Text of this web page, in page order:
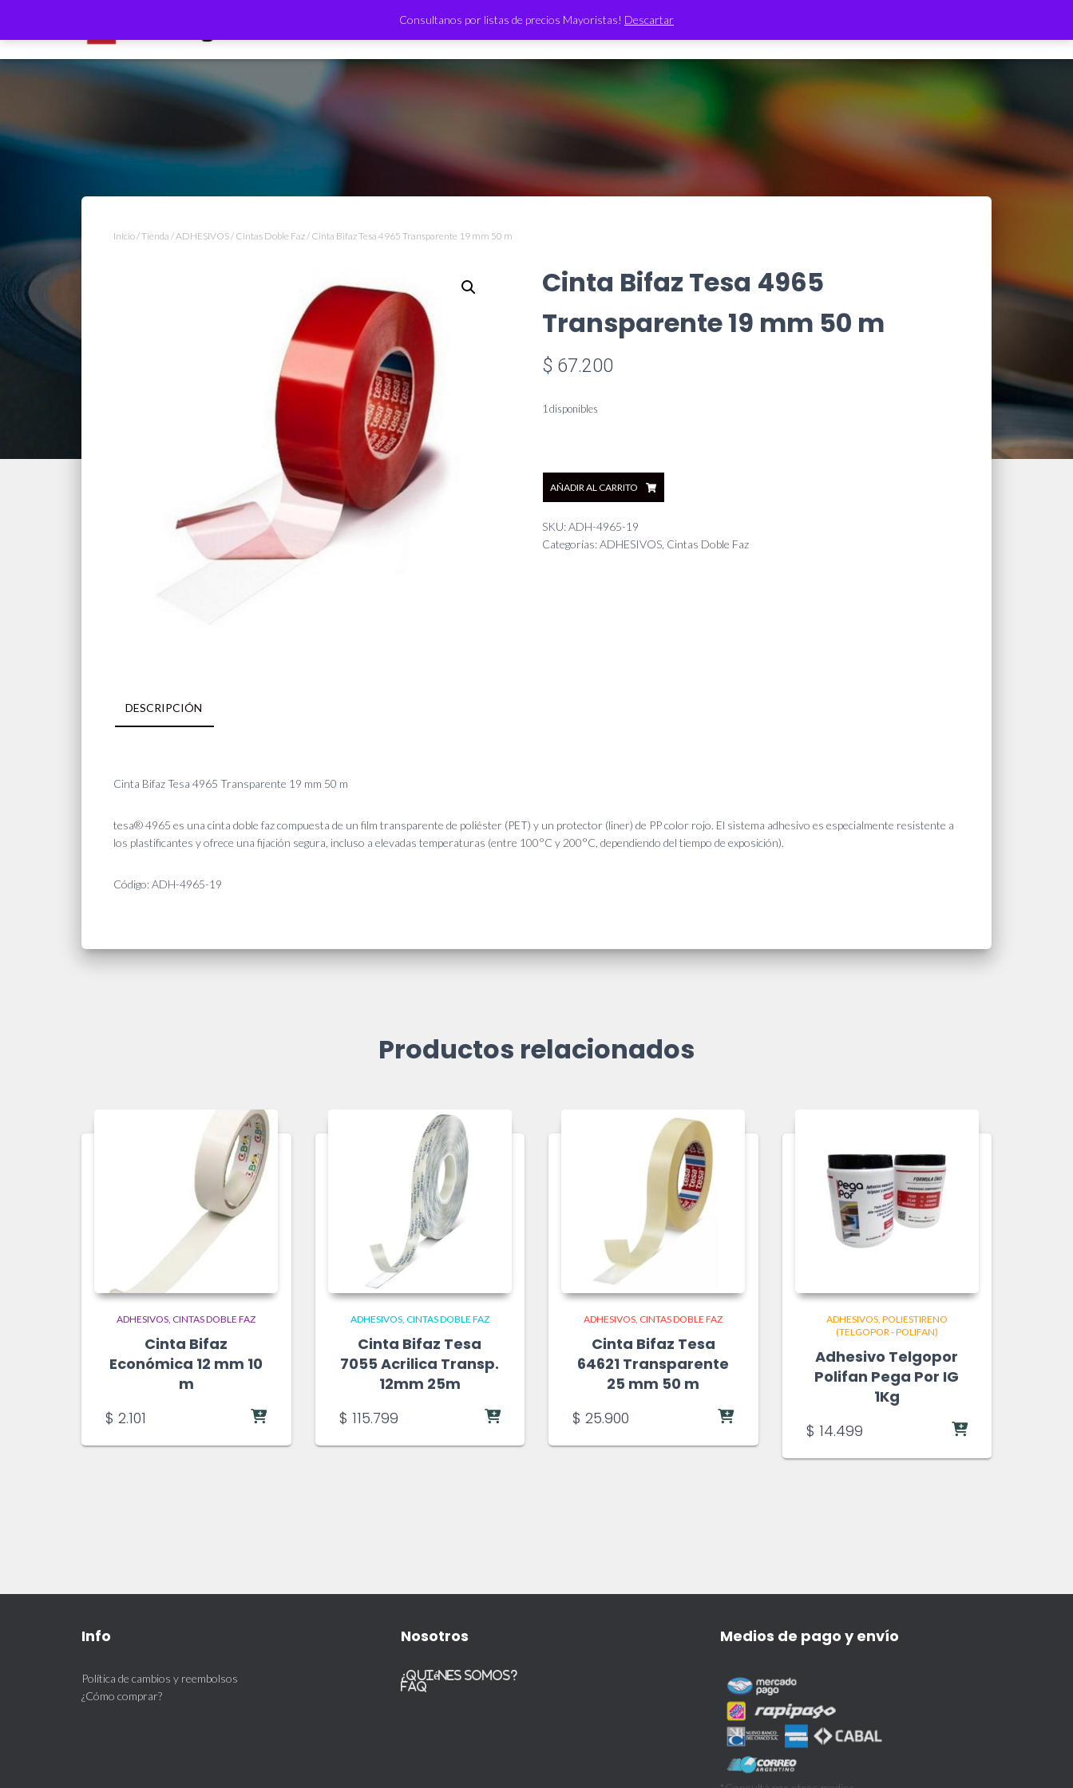
Consultanos por listas de precios Mayoristas! Descartar
TIENDA
Inicio/Tienda /ADHESIVOS/ Cintas Doble Faz/ Cinta Bifaz Tesa 4965 Transparente 19 mm 50 m
Cinta Bifaz Tesa 4965
Transparente 19 mm 50 m
$ 67.200
1 disponibles
Cinta
Bifaz
4965
Transparente
AÑADIR AL CARRITO
SKU:ADH-4965-19
Categorías:ADHESIVOS Cintas Doble Faz
DESCRIPCIÓN
Cinta Bifaz Tesa 4965 Transparente 19 mm 50 m
tesa® 4965 es una cinta doble faz compuesta de un film transparente de poliéster (PET) y un protector (liner) de PP color rojo. El sistema adhesivo es especialmente resistente a
los plastificantes y ofrece una fijación segura, incluso a elevadas temperaturas (entre 100°C y 200°C, dependiendo del tiempo de exposición).
Código: ADH-4965-19
Productos relacionados
ADHESIVOS CINTAS DOBLE FAZ
Cinta Bifaz
Económica 12 mm 10
m
$ 2.101
ADHESIVOS CINTAS DOBLE FAZ
Cinta Bifaz Tesa
7055 Acrilica Transp.
12mm 25m
$ 115.799
ADHESIVOS CINTAS DOBLE FAZ
Cinta Bifaz Tesa
64621 Transparente
25 mm 50 m
$ 25.900
ADHESIVOS POLIESTIRENO
(TELGOPOR - POLIFAN)
Adhesivo Telgopor
Polifan Pega Por IG
1Kg
$ 14.499
Info
Política de cambios y reembolsos
¿Cómo comprar?
Nosotros
¿Quiénes somos?
FAQ
Medios de pago y envío